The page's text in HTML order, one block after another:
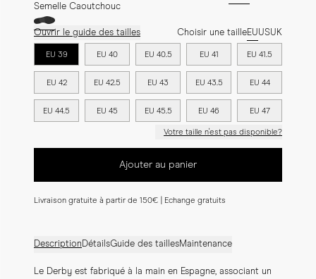
Semelle Caoutchouc
Ouvrir le guide des tailles Choisir une tailleEUUSUK
EU 39 EU 40 EU 40.5 EU 41 EU 41.5
EU 42 EU 42.5 EU 43 EU 43.5 EU 44
EU 44.5 EU 45 EU 45.5 EU 46 EU 47
Votre taille n'est pas disponible?
Ajouter au panier
Livraison gratuite à partir de 150€ | Echange gratuits
DescriptionDétailsGuide des taillesMaintenance
Le Derby est fabriqué à la main en Espagne, associant un